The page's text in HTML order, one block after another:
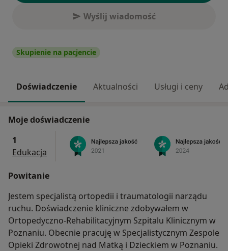
Wyślij wiadomość
Skupienie na pacjencie
Doświadczenie Aktualności Usługi i ceny
Moje doświadczenie
1
Edukacja
Powitanie
Jestem specjalistą ortopedii i traumatologii narządu
ruchu. Doświadczenie kliniczne zdobywałem w
Ortopedyczno-Rehabilitacyjnym Szpitalu Klinicznym w
Poznaniu. Obecnie pracuję w Specjalistycznym Zespole
Opieki Zdrowotnej nad Matką i Dzieckiem w Poznaniu.